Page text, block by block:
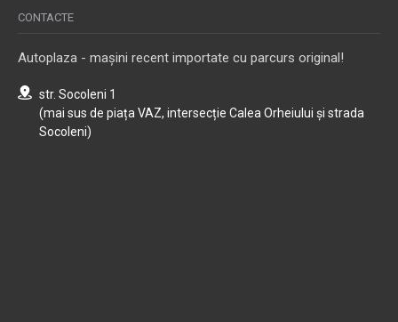
CONTACTE
Autoplaza - mașini recent importate cu parcurs original!
str. Socoleni 1
(mai sus de piața VAZ, intersecție Calea Orheiului și strada
Socoleni)